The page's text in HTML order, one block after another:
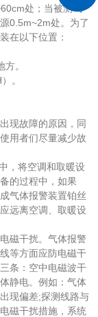
处；当被测气
0.5m~2m处。为了
在以下位置：
。
。
现故障的原因，同
用者们尽量减少故
，将空调和取暖设
的过程中，如果
气体报警装置铂丝
远离空调、取暖设
磁干扰。气体报警
等方面应防电磁干
条：空中电磁波干
静电。例如：气体
现偏差;探测线路与
磁干扰措施，系统